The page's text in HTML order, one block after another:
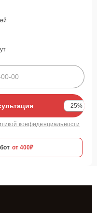
-25%
конфиденциальности
от 400₽